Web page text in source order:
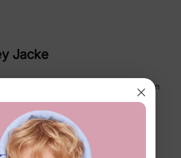
Jacke
gemütlich und voller Staunen – mit den
von PatPat!
Fan vonMickey, Minnie, den Disney
StitchoderFrozenist – wir haben die
Fantasie zu beflügeln und kalte Tage